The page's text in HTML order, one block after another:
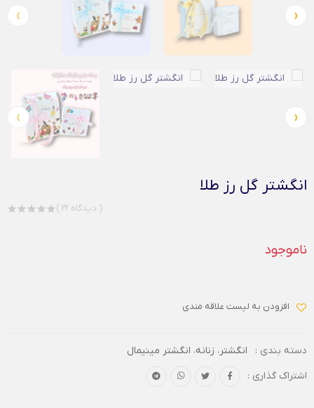
‹
›
‹
›
انگشتر گل رز طلا
( 22 دیدگاه )
ناموجود
افزودن به لیست علاقه مندی
دسته بندی : انگشتر ، زنانه، انگشتر مینیمال
اشتراک گذاری :